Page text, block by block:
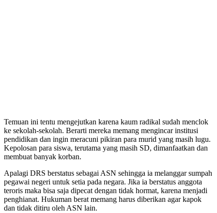
Temuan ini tentu mengejutkan karena kaum radikal sudah menclok
ke sekolah-sekolah. Berarti mereka memang mengincar institusi
pendidikan dan ingin meracuni pikiran para murid yang masih lugu.
Kepolosan para siswa, terutama yang masih SD, dimanfaatkan dan
membuat banyak korban.
Apalagi DRS berstatus sebagai ASN sehingga ia melanggar sumpah
pegawai negeri untuk setia pada negara. Jika ia berstatus anggota
teroris maka bisa saja dipecat dengan tidak hormat, karena menjadi
penghianat. Hukuman berat memang harus diberikan agar kapok
dan tidak ditiru oleh ASN lain.